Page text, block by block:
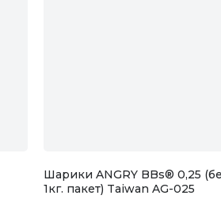
Шарики ANGRY BBs® 0,25
1кг. пакет) Taiwan AG-025